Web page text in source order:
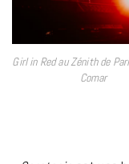
Girl in Red au Zénith de
Comar